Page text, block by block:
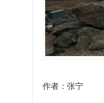
作者：张宁